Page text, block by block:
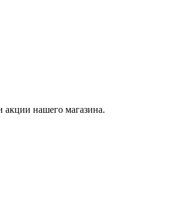
акции нашего магазина.